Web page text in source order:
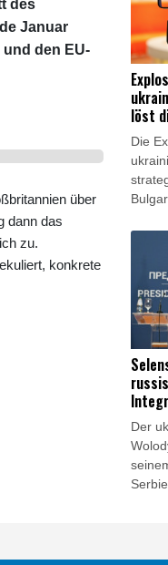
des
Januar
den EU-
über
dann das
zu.
konkrete
löst
aus
Die
Kiew
das
nach
Der
Die